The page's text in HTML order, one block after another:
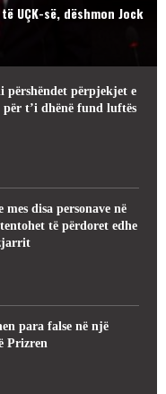
UÇK-së, dëshmon Jock
përshëndet përpjekjet e
t’i dhënë fund luftës
mes disa personave në
të përdoret edhe
para false në një
Prizren